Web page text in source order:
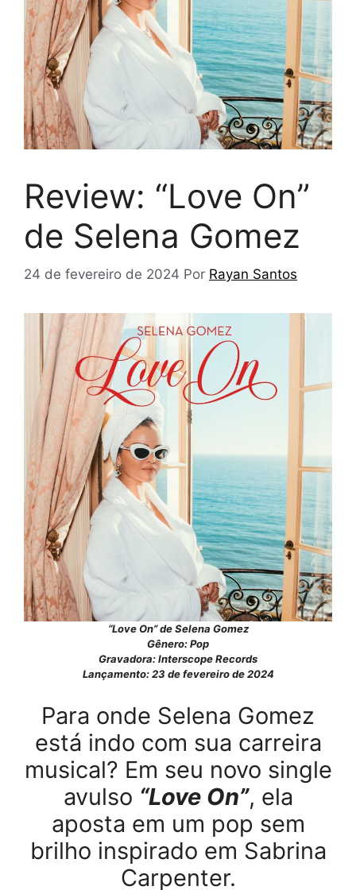
Review: “Love On”
de Selena Gomez
24 de fevereiro de 2024 Por Rayan Santos
“Love On” de Selena Gomez
Gênero: Pop
Gravadora: Interscope Records
Lançamento: 23 de fevereiro de 2024
Para onde Selena Gomez
está indo com sua carreira
musical? Em seu novo single
avulso “Love On”, ela
aposta em um pop sem
brilho inspirado em Sabrina
Carpenter.